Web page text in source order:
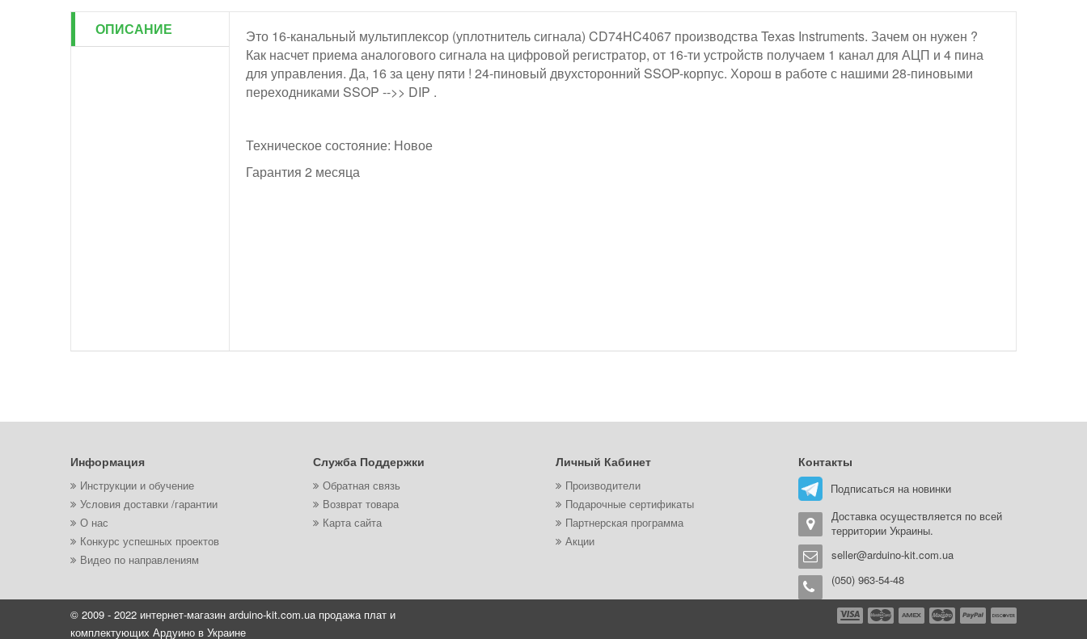
ОПИСАНИЕ
Это 16-канальный мультиплексор (уплотнитель сигнала) CD74HC4067 производства Texas Instruments. Зачем он нужен ?
Как насчет приема аналогового сигнала на цифровой регистратор, от 16-ти устройств получаем 1 канал для АЦП и 4 пина
для управления. Да, 16 за цену пяти ! 24-пиновый двухсторонний SSOP-корпус. Хорош в работе с нашими 28-пиновыми
переходниками SSOP -->> DIP .
Техническое состояние: Новое
Гарантия 2 месяца
Информация
Инструкции и обучение
Условия доставки /гарантии
О нас
Конкурс успешных проектов
Видео по направлениям
Служба Поддержки
Обратная связь
Возврат товара
Карта сайта
Личный Кабинет
Производители
Подарочные сертификаты
Партнерская программа
Акции
Контакты
Подписаться на новинки
Доставка осуществляется по всей
территории Украины.
seller@arduino-kit.com.ua
(050) 963-54-48
© 2009 - 2022 интернет-магазин arduino-kit.com.ua продажа плат и
комплектующих Ардуино в Украине